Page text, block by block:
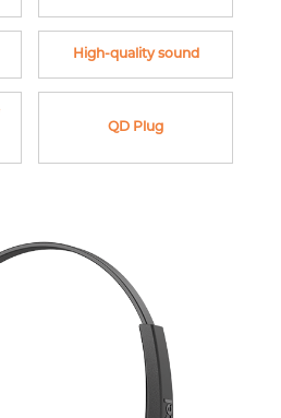
High-quality sound
QD Plug